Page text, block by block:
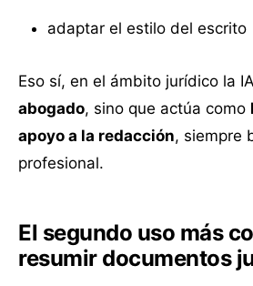
adaptar el estilo del escrito
Eso sí, en el ámbito jurídico la IA
abogado, sino que actúa como
apoyo a la redacción, siempre
profesional.
El segundo uso más
resumir documentos